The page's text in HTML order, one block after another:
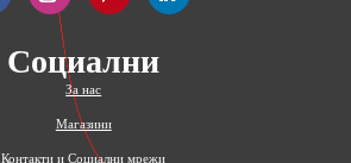
Социални
За нас
Магазини
Контакти и Социални мрежи